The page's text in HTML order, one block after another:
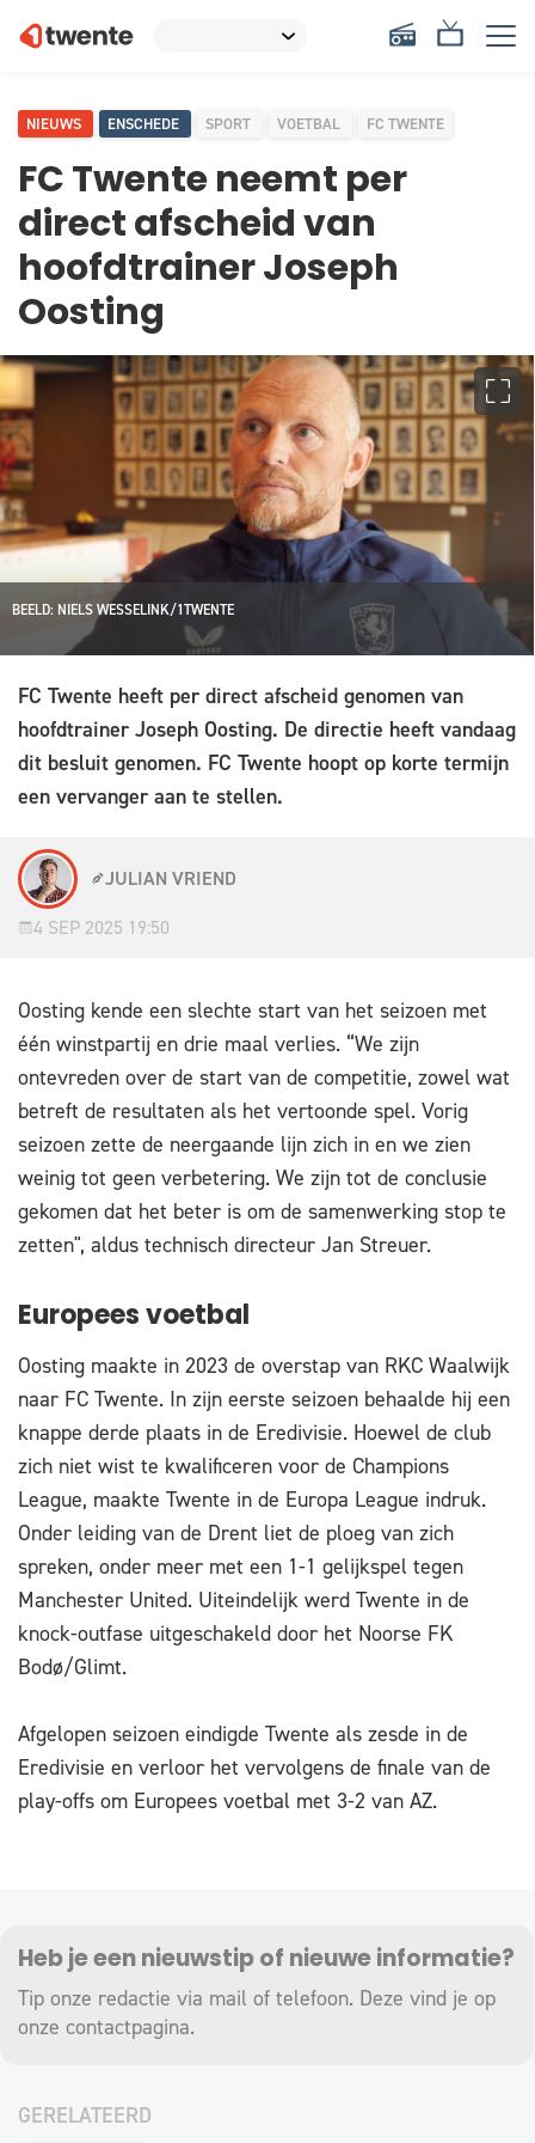
NIEUWS ENSCHEDE SPORT VOETBAL FC TWENTE
FC Twente neemt per
direct afscheid van
hoofdtrainer Joseph
Oosting
BEELD: NIELS WESSELINK/1TWENTE
FC Twente heeft per direct afscheid genomen van
hoofdtrainer Joseph Oosting. De directie heeft vandaag
dit besluit genomen. FC Twente hoopt op korte termijn
een vervanger aan te stellen.
JULIAN VRIEND
4 SEP 2025 19:50
Oosting kende een slechte start van het seizoen met
één winstpartij en drie maal verlies. “We zijn
ontevreden over de start van de competitie, zowel wat
betreft de resultaten als het vertoonde spel. Vorig
seizoen zette de neergaande lijn zich in en we zien
weinig tot geen verbetering. We zijn tot de conclusie
gekomen dat het beter is om de samenwerking stop te
zetten", aldus technisch directeur Jan Streuer.
Europees voetbal
Oosting maakte in 2023 de overstap van RKC Waalwijk
naar FC Twente. In zijn eerste seizoen behaalde hij een
knappe derde plaats in de Eredivisie. Hoewel de club
zich niet wist te kwalificeren voor de Champions
League, maakte Twente in de Europa League indruk.
Onder leiding van de Drent liet de ploeg van zich
spreken, onder meer met een 1-1 gelijkspel tegen
Manchester United. Uiteindelijk werd Twente in de
knock-outfase uitgeschakeld door het Noorse FK
Bodø/Glimt.
Afgelopen seizoen eindigde Twente als zesde in de
Eredivisie en verloor het vervolgens de finale van de
play-offs om Europees voetbal met 3-2 van AZ.
Heb je een nieuwstip of nieuwe informatie?
Tip onze redactie via mail of telefoon. Deze vind je op
onze contactpagina.
GERELATEERD